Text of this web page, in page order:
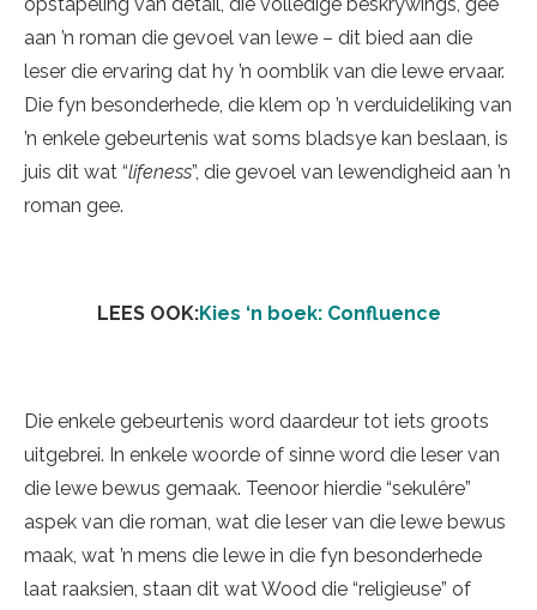
aan ’n roman die gevoel van lewe – dit bied aan die
leser die ervaring dat hy ’n oomblik van die lewe ervaar.
Die fyn besonderhede, die klem op ’n verduideliking van
’n enkele gebeurtenis wat soms bladsye kan beslaan, is
juis dit wat “lifeness”, die gevoel van lewendigheid aan ’n
roman gee.
LEES OOK:Kies ‘n boek: Confluence
Die enkele gebeurtenis word daardeur tot iets groots
uitgebrei. In enkele woorde of sinne word die leser van
die lewe bewus gemaak. Teenoor hierdie “sekulêre”
aspek van die roman, wat die leser van die lewe bewus
maak, wat ’n mens die lewe in die fyn besonderhede
laat raaksien, staan dit wat Wood die “religieuse” of